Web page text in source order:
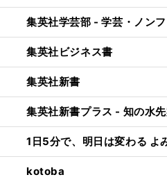
集英社学芸部 - 学芸・ノン
集英社ビジネス書
集英社新書
集英社新書プラス - 知の水
1日5分で、明日は変わる
kotoba